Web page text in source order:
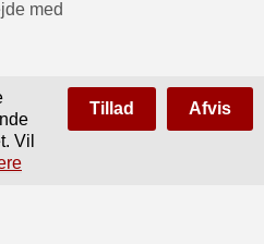
med
Vil
Tillad Afvis